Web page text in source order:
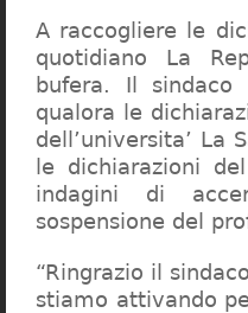
A raccogliere le
quotidiano La
bufera. Il sindaco
qualora le
dell’universita’ La
le dichiarazioni
indagini di
sospensione del
“Ringrazio il
stiamo attivando